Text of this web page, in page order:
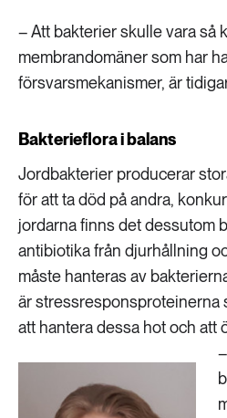
– Att bakterier skulle vara så
membrandomäner som har
försvarsmekanismer, är
Bakterieflora i balans
Jordbakterier producerar
för att ta död på andra,
jordarna finns det dessutom
antibiotika från djurhållning
måste hanteras av
är stressresponsproteinerna
att hantera dessa hot och att